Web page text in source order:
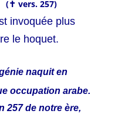
(✝ vers. 257)
invoquée plus
le hoquet.
naquit en
occupation arabe.
257 de notre ère,